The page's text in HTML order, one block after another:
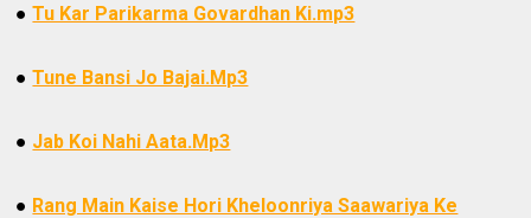
●Tu Kar Parikarma Govardhan Ki.mp3
●Tune Bansi Jo Bajai.Mp3
● Jab Koi Nahi Aata.Mp3
● Rang Main Kaise Hori Kheloonriya Saawariya Ke